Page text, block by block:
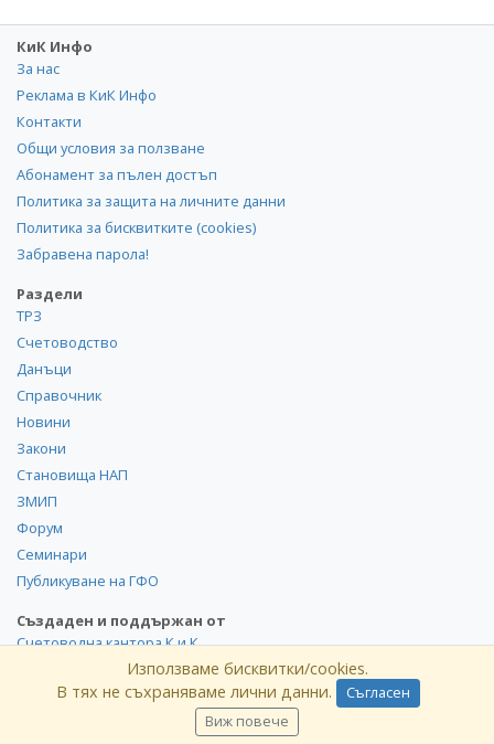
КиК Инфо
За нас
Реклама в КиК Инфо
Контакти
Общи условия за ползване
Абонамент за пълен достъп
Политика за защита на личните данни
Политика за бисквитките (cookies)
Забравена парола!
Раздели
ТРЗ
Счетоводство
Данъци
Справочник
Новини
Закони
Становища НАП
ЗМИП
Форум
Семинари
Публикуване на ГФО
Създаден и поддържан от
Счетоводна кантора К и К
.info
2008-2026 Всички права запазени. Използването и
публикуването на част или цялото съдържание на сайта
без разрешение от КиK.БГ е забранено.
Използваме бисквитки/cookies.
В тях не съхраняваме лични данни.
Съгласен
Виж повече